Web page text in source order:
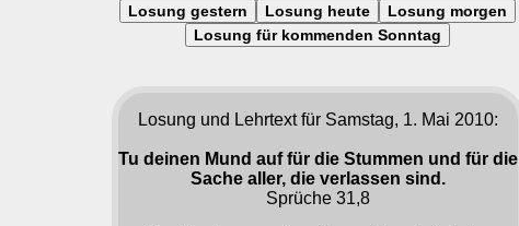
Losung gestern Losung heute
Losung morgen
Losung für kommenden Sonntag
Losung und Lehrtext für Samstag, 1. Mai 2010:
Tu deinen Mund auf für die Stummen und für die
Sache aller, die verlassen sind.
Sprüche 31,8